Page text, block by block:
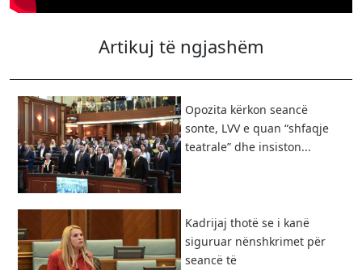
Artikuj të ngjashëm
Opozita kërkon seancë
sonte, LVV e quan “shfaqje
teatrale” dhe insiston...
Kadrijaj thotë se i kanë
siguruar nënshkrimet për
seancë të